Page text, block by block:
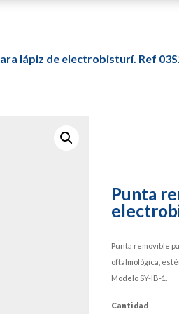
lápiz de electrobisturí. Ref
Punta
Punta removible
oftalmológica,
Modelo SY-IB-1.
Cantidad